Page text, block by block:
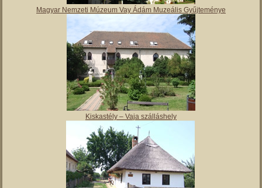
Magyar Nemzeti Múzeum Vay Ádám Muzeális Gyűjteménye